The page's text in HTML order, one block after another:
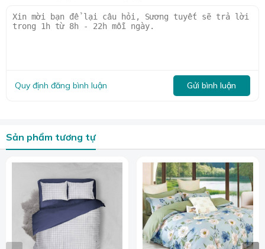
Vài nét về chất liệu vải Cotton Modal
Cotton lụa modal
là một dòng vải thuộc họ Tencel, với
Quy định đăng bình luận Gửi bình luận
Sản phẩm tương tự